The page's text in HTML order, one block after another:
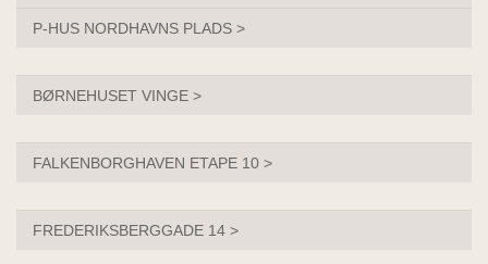
P-HUS NORDHAVNS PLADS >
BØRNEHUSET VINGE >
FALKENBORGHAVEN ETAPE 10 >
FREDERIKSBERGGADE 14 >